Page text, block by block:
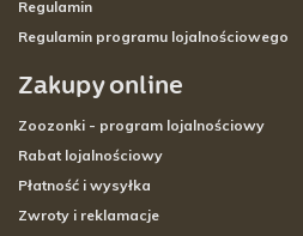
Regulamin
Regulamin programu lojalnościowego
Zakupy online
Zoozonki - program lojalnościowy
Rabat lojalnościowy
Płatność i wysyłka
Zwroty i reklamacje